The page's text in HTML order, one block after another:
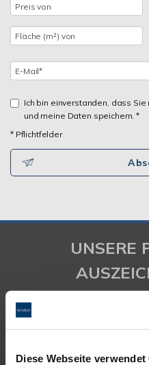
Diese Webseite verwendet
Ich bin einverstanden, dass
und meine Daten speichern. *
* Pflichtfelder
UNSERE